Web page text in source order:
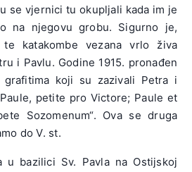
se vjernici tu okupljali kada im je
na njegovu grobu. Sigurno je,
katakombe vezana vrlo živa
i Pavlu. Godine 1915. pronađen
koji su zazivali Petra i
petite pro Victore; Paule et
Sozomenum“. Ova se druga
do V. st.
u bazilici Sv. Pavla na Ostijskoj